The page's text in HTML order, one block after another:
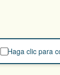
Haga clic para